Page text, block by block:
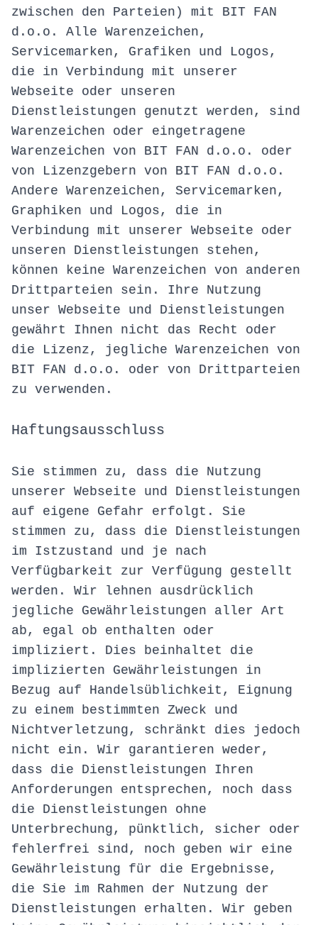
zwischen den Parteien) mit BIT FAN
d.o.o. Alle Warenzeichen,
Servicemarken, Grafiken und Logos,
die in Verbindung mit unserer
Webseite oder unseren
Dienstleistungen genutzt werden, sind
Warenzeichen oder eingetragene
Warenzeichen von BIT FAN d.o.o. oder
von Lizenzgebern von BIT FAN d.o.o.
Andere Warenzeichen, Servicemarken,
Graphiken und Logos, die in
Verbindung mit unserer Webseite oder
unseren Dienstleistungen stehen,
können keine Warenzeichen von anderen
Drittparteien sein. Ihre Nutzung
unser Webseite und Dienstleistungen
gewährt Ihnen nicht das Recht oder
die Lizenz, jegliche Warenzeichen von
BIT FAN d.o.o. oder von Drittparteien
zu verwenden.
Haftungsausschluss
Sie stimmen zu, dass die Nutzung
unserer Webseite und Dienstleistungen
auf eigene Gefahr erfolgt. Sie
stimmen zu, dass die Dienstleistungen
im Istzustand und je nach
Verfügbarkeit zur Verfügung gestellt
werden. Wir lehnen ausdrücklich
jegliche Gewährleistungen aller Art
ab, egal ob enthalten oder
impliziert. Dies beinhaltet die
implizierten Gewährleistungen in
Bezug auf Handelsüblichkeit, Eignung
zu einem bestimmten Zweck und
Nichtverletzung, schränkt dies jedoch
nicht ein. Wir garantieren weder,
dass die Dienstleistungen Ihren
Anforderungen entsprechen, noch dass
die Dienstleistungen ohne
Unterbrechung, pünktlich, sicher oder
fehlerfrei sind, noch geben wir eine
Gewährleistung für die Ergebnisse,
die Sie im Rahmen der Nutzung der
Dienstleistungen erhalten. Wir geben